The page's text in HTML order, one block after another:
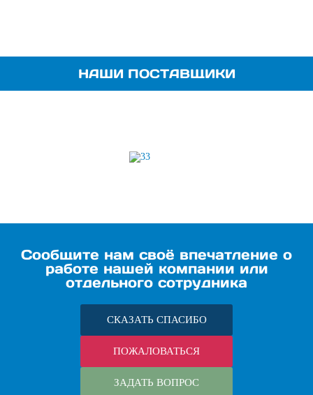
НАШИ ПОСТАВЩИКИ
Сообщите нам своё впечатление о
работе нашей компании или
отдельного сотрудника
СКАЗАТЬ СПАСИБО
ПОЖАЛОВАТЬСЯ
ЗАДАТЬ ВОПРОС